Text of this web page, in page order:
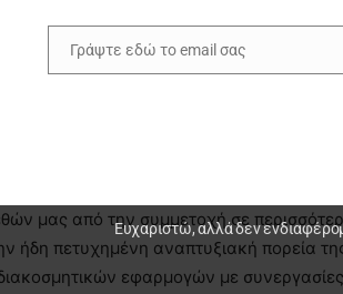
της απόλυτης επιλογής του πελάτη
Μιχ.Τροκούδης επισημαίνει:
την ανάληψη αυτής της νέας
μας σε επώνυμους οίκους,
της πελατείας μας,
μας από την συμμετοχή σε
ήδη πετυχημένη αναπτυξιακή πορεία
εφαρμογών με
Email
Γράψτε εδώ το email σας
Ευχαριστώ, αλλά δεν